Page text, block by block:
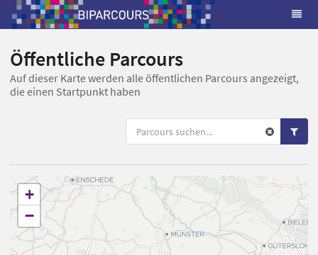
Öffentliche Parcours
Auf dieser Karte werden alle öffentlichen Parcours angezeigt,
die einen Startpunkt haben
+
−